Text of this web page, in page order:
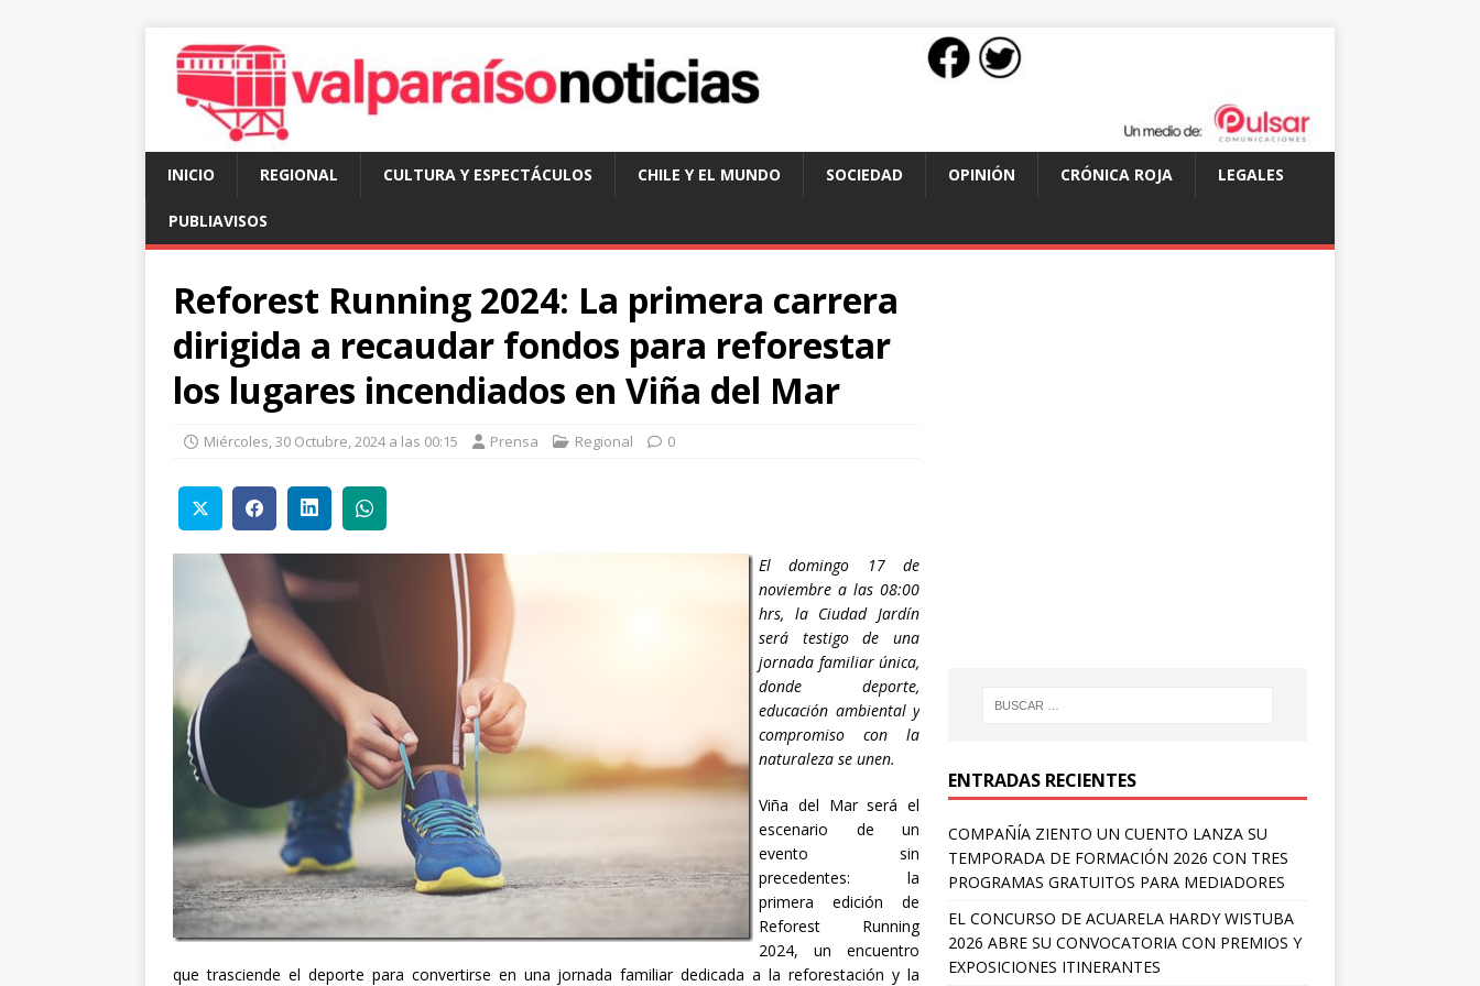
INICIO REGIONAL CULTURA Y ESPECTÁCULOS CHILE Y EL MUNDO SOCIEDAD OPINIÓN CRÓNICA ROJA LEGALES
PUBLIAVISOS
Reforest Running 2024: La primera carrera
dirigida a recaudar fondos para reforestar
los lugares incendiados en Viña del Mar
Miércoles, 30 Octubre, 2024 a las 00:15 Prensa Regional 0
El domingo 17 de
noviembre a las 08:00
hrs, la Ciudad Jardín
será testigo de una
jornada familiar única,
donde deporte,
educación ambiental y
compromiso con la
naturaleza se unen.
Viña del Mar será el
escenario de un
evento sin
precedentes: la
primera edición de
Reforest Running
2024, un encuentro
que trasciende el deporte para convertirse en una jornada familiar dedicada a la reforestación y la
ENTRADAS RECIENTES
COMPAÑÍA ZIENTO UN CUENTO LANZA SU
TEMPORADA DE FORMACIÓN 2026 CON TRES
PROGRAMAS GRATUITOS PARA MEDIADORES
EL CONCURSO DE ACUARELA HARDY WISTUBA
2026 ABRE SU CONVOCATORIA CON PREMIOS Y
EXPOSICIONES ITINERANTES